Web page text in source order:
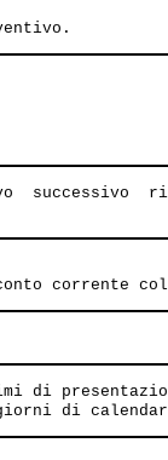
successivo
di